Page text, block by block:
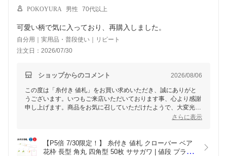
POKOYURA 男性 70代以上
可愛い柄で気に入っており、再購入しました。
自分用｜実用品・普段使い｜リピート
注文日：2026/07/30
ショップからのコメント 2026/08/06
この度は「糸付き 値札」をお買い求めいただき、誠にありがと
うございます。いつもご来店いただいております事、心より感謝
申し上げます。商品をお気に召していただけたようで、大変光栄
です。今後も可愛らしいデザインや使いやすい商品作りを目指し
ます。
さらに表示
【P5倍 7/30限定！】 糸付き 値札 クローバー ベア
花枠 長型 角丸 四角型 50枚 ササガワ | 値段 プライ